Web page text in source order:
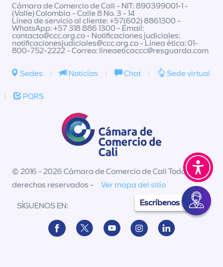
Escríbenos
Cámara de Comercio de Cali - NIT: 890399001-1 -
(Valle) Colombia - Calle 8 No. 3 - 14
Línea de servicio al cliente: +57(602) 8861300 -
WhatsApp: +57 318 886 1300 - Email:
contacto@ccc.org.co- Notificaciones judiciales:
notificacionesjudiciales@ccc.org.co- Línea ética: 01-
800-752-2222 - Correo: lineaeticaccc@resguarda.com
Sedes | Noticias | Chat | Sede virtual
| PQRS
© 2016 - 2026 Cámara de Comercio de Cali Todos los
derechos reservados -
Ver mapa del sitio
SÍGUENOS EN: